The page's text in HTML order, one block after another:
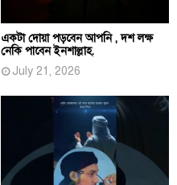
একটা দোয়া পড়বেন আপনি , দশ লক্ষ
নেকি পাবেন ইনশাল্লাহ.
July 21, 2026